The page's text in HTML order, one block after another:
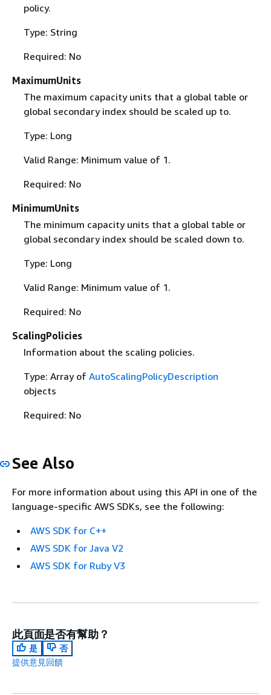
policy.
Type: String
Required: No
MaximumUnits
The maximum capacity units that a global table or
global secondary index should be scaled up to.
Type: Long
Valid Range: Minimum value of 1.
Required: No
MinimumUnits
The minimum capacity units that a global table or
global secondary index should be scaled down to.
Type: Long
Valid Range: Minimum value of 1.
Required: No
ScalingPolicies
Information about the scaling policies.
Type: Array of AutoScalingPolicyDescription
objects
Required: No
See Also
For more information about using this API in one of the
language-specific AWS SDKs, see the following:
AWS SDK for C++
AWS SDK for Java V2
AWS SDK for Ruby V3
此頁面是否有幫助？
是
否
提供意見回饋